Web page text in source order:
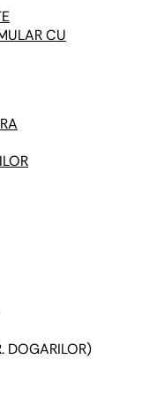
CU
DOGARILOR)